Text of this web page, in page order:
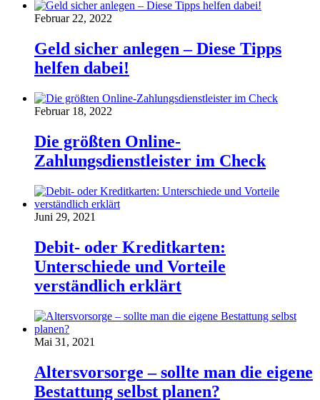
Februar 22, 2022
Geld sicher anlegen – Diese Tipps
helfen dabei!
Februar 18, 2022
Die größten Online-
Zahlungsdienstleister im Check
Juni 29, 2021
Debit- oder Kreditkarten:
Unterschiede und Vorteile
verständlich erklärt
Mai 31, 2021
Altersvorsorge – sollte man die eigene
Bestattung selbst planen?